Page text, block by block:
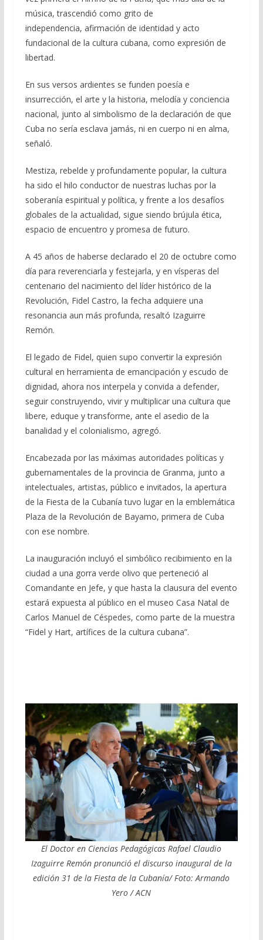
música, trascendió como grito de
independencia, afirmación de identidad y acto
fundacional de la cultura cubana, como expresión de
libertad.
En sus versos ardientes se funden poesía e
insurrección, el arte y la historia, melodía y conciencia
nacional, junto al simbolismo de la declaración de que
Cuba no sería esclava jamás, ni en cuerpo ni en alma,
señaló.
Mestiza, rebelde y profundamente popular, la cultura
ha sido el hilo conductor de nuestras luchas por la
soberanía espiritual y política, y frente a los desafíos
globales de la actualidad, sigue siendo brújula ética,
espacio de encuentro y promesa de futuro.
A 45 años de haberse declarado el 20 de octubre como
día para reverenciarla y festejarla, y en vísperas del
centenario del nacimiento del líder histórico de la
Revolución, Fidel Castro, la fecha adquiere una
resonancia aun más profunda, resaltó Izaguirre
Remón.
El legado de Fidel, quien supo convertir la expresión
cultural en herramienta de emancipación y escudo de
dignidad, ahora nos interpela y convida a defender,
seguir construyendo, vivir y multiplicar una cultura que
libere, eduque y transforme, ante el asedio de la
banalidad y el colonialismo, agregó.
Encabezada por las máximas autoridades políticas y
gubernamentales de la provincia de Granma, junto a
intelectuales, artistas, público e invitados, la apertura
de la Fiesta de la Cubanía tuvo lugar en la emblemática
Plaza de la Revolución de Bayamo, primera de Cuba
con ese nombre.
La inauguración incluyó el simbólico recibimiento en la
ciudad a una gorra verde olivo que perteneció al
Comandante en Jefe, y que hasta la clausura del evento
estará expuesta al público en el museo Casa Natal de
Carlos Manuel de Céspedes, como parte de la muestra
“Fidel y Hart, artífices de la cultura cubana”.
El Doctor en Ciencias Pedagógicas Rafael Claudio
Izaguirre Remón pronunció el discurso inaugural de la
edición 31 de la Fiesta de la Cubanía/ Foto: Armando
Yero / ACN